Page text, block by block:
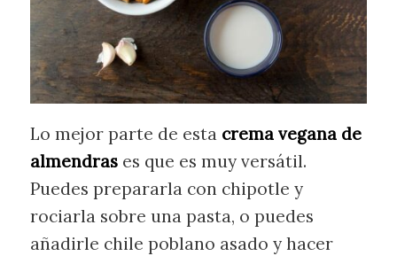
Lo mejor parte de esta crema vegana de
almendrases que es muy versátil.
Puedes prepararla con chipotle y
rociarla sobre una pasta, o puedes
añadirle chile poblano asado y hacer